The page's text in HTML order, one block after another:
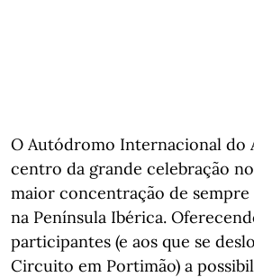
O Autódromo Internacional do
centro da grande celebração
maior concentração de sempre
na Península Ibérica.
participantes (e aos que se
Circuito em Portimão) a